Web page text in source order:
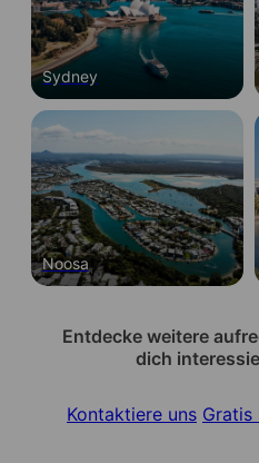
Sydney
Noosa
Entdecke weitere
dich
Kontaktiere uns Gratis